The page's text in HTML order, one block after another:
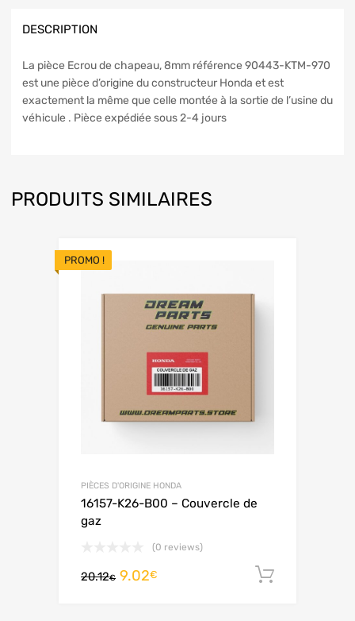
DESCRIPTION
La pièce Ecrou de chapeau, 8mm référence 90443-KTM-970
est une pièce d’origine du constructeur Honda et est
exactement la même que celle montée à la sortie de l’usine du
véhicule . Pièce expédiée sous 2-4 jours
PRODUITS SIMILAIRES
PROMO !
PIÈCES D'ORIGINE HONDA
16157-K26-B00 – Couvercle de
gaz
(0 reviews)
20.12€ 9.02€